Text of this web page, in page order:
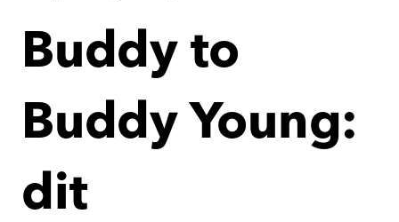
Buddy to
Buddy Young:
dit